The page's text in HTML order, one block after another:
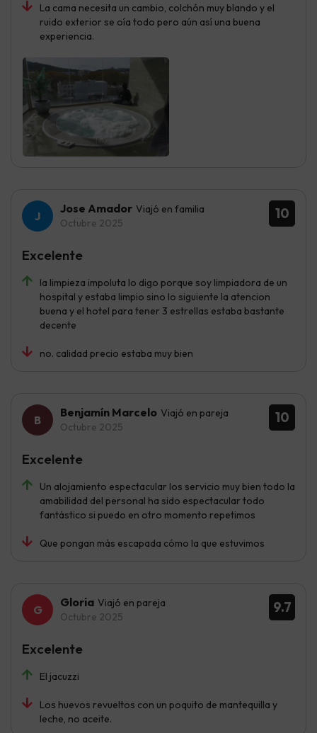
La cama necesita un cambio, colchón muy blando y el
ruido exterior se oía todo pero aún así una buena
experiencia.
10
Jose Amador Viajó en familia
Octubre 2025
la limpieza impoluta lo digo porque soy limpiadora de un
hospital y estaba limpio sino lo siguiente la atencion
buena y el hotel para tener 3 estrellas estaba bastante
decente
no. calidad precio estaba muy bien
Excelente
10
Benjamín Marcelo Viajó en pareja
Octubre 2025
Un alojamiento espectacular los servicio muy bien todo la
amabilidad del personal ha sido espectacular todo
fantástico si puedo en otro momento repetimos
Que pongan más escapada cómo la que estuvimos
Excelente
9.7
Gloria Viajó en pareja
Octubre 2025
El jacuzzi
Los huevos revueltos con un poquito de mantequilla y
leche, no aceite.
Excelente